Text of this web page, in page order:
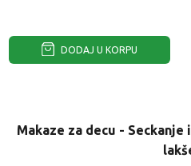
DODAJ U KORPU
Makaze za decu -